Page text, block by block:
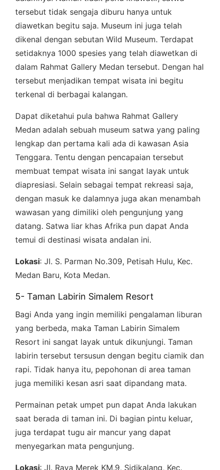
tersebut tidak sengaja diburu hanya untuk
diawetkan begitu saja. Museum ini juga telah
dikenal dengan sebutan Wild Museum. Terdapat
setidaknya 1000 spesies yang telah diawetkan di
dalam Rahmat Gallery Medan tersebut. Dengan hal
tersebut menjadikan tempat wisata ini begitu
terkenal di berbagai kalangan.
Dapat diketahui pula bahwa Rahmat Gallery
Medan adalah sebuah museum satwa yang paling
lengkap dan pertama kali ada di kawasan Asia
Tenggara. Tentu dengan pencapaian tersebut
membuat tempat wisata ini sangat layak untuk
diapresiasi. Selain sebagai tempat rekreasi saja,
dengan masuk ke dalamnya juga akan menambah
wawasan yang dimiliki oleh pengunjung yang
datang. Satwa liar khas Afrika pun dapat Anda
temui di destinasi wisata andalan ini.
Lokasi: Jl. S. Parman No.309, Petisah Hulu, Kec.
Medan Baru, Kota Medan.
5- Taman Labirin Simalem Resort
Bagi Anda yang ingin memiliki pengalaman liburan
yang berbeda, maka Taman Labirin Simalem
Resort ini sangat layak untuk dikunjungi. Taman
labirin tersebut tersusun dengan begitu ciamik dan
rapi. Tidak hanya itu, pepohonan di area taman
juga memiliki kesan asri saat dipandang mata.
Permainan petak umpet pun dapat Anda lakukan
saat berada di taman ini. Di bagian pintu keluar,
juga terdapat tugu air mancur yang dapat
menyegarkan mata pengunjung.
Lokasi: Jl. Raya Merek KM.9, Sidikalang, Kec.